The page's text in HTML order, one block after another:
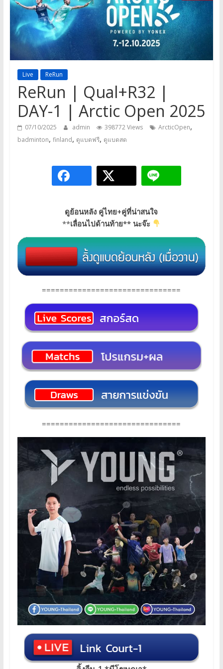
a
game,
It’s
my
life
Live ReRun
ReRun | Qual+R32 |
DAY-1 | Arctic Open 2025
07/10/2025 admin 398772 Views ArcticOpen,
badminton, finland, ดูแบดฟรี, ดูแบดสด
ดูย้อนหลัง คู่ไทย+คู่ที่น่าสนใจ
**เลื่อนไปด้านท้าย** นะจ๊ะ
===============================
===============================